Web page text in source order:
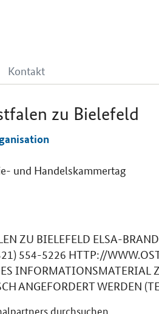
Kontakt
zu Bielefeld
und Handelskammertag
ZU BIELEFELD ELSA-
554-5226 HTTP://
INFORMATIONSMATERIAL
ANGEFORDERT WERDEN
durchsuchen